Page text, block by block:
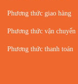
Phương thức giao hàng
Phương thức vận chuyển
Phương thức thanh toán